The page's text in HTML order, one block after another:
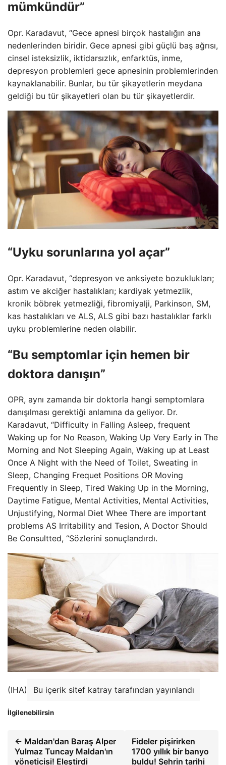
mümkündür”
Opr. Karadavut, “Gece apnesi birçok hastalığın ana
nedenlerinden biridir. Gece apnesi gibi güçlü baş ağrısı,
cinsel isteksizlik, iktidarsızlık, enfarktüs, inme,
depresyon problemleri gece apnesinin problemlerinden
kaynaklanabilir. Bunlar, bu tür şikayetlerin meydana
geldiği bu tür şikayetleri olan bu tür şikayetlerdir.
“Uyku sorunlarına yol açar”
Opr. Karadavut, “depresyon ve anksiyete bozuklukları;
astım ve akciğer hastalıkları; kardiyak yetmezlik,
kronik böbrek yetmezliği, fibromiyalji, Parkinson, SM,
kas hastalıkları ve ALS, ALS gibi bazı hastalıklar farklı
uyku problemlerine neden olabilir.
“Bu semptomlar için hemen bir
doktora danışın”
OPR, aynı zamanda bir doktorla hangi semptomlara
danışılması gerektiği anlamına da geliyor. Dr.
Karadavut, “Difficulty in Falling Asleep, frequent
Waking up for No Reason, Waking Up Very Early in The
Morning and Not Sleeping Again, Waking up at Least
Once A Night with the Need of Toilet, Sweating in
Sleep, Changing Frequet Positions OR Moving
Frequently in Sleep, Tired Waking Up in the Morning,
Daytime Fatigue, Mental Activities, Mental Activities,
Unjustifying, Normal Diet Whee There are important
problems AS Irritability and Tesion, A Doctor Should
Be Consultted, “Sözlerini sonuçlandırdı.
(IHA) Bu içerik sitef katray tarafından yayınlandı
İlgilenebilirsin
← Maldan'dan Baraş Alper
Yulmaz Tuncay Maldan'ın
yöneticisi! Eleştirdi
Fideler pişirirken
1700 yıllık bir banyo
buldu! Şehrin tarihi